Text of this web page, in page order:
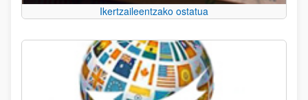
Ikertzaileentzako ostatua